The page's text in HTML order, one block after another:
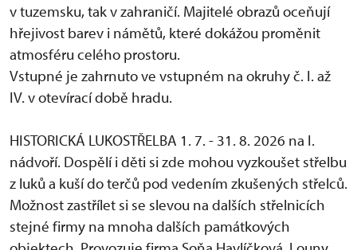
v tuzemsku, tak v zahraničí. Majitelé obrazů oceňují
hřejivost barev i námětů, které dokážou proměnit
atmosféru celého prostoru.
Vstupné je zahrnuto ve vstupném na okruhy č. I. až
IV. v otevírací době hradu.
HISTORICKÁ LUKOSTŘELBA 1. 7. - 31. 8. 2026 na I.
nádvoří. Dospělí i děti si zde mohou vyzkoušet střelbu
z luků a kuší do terčů pod vedením zkušených střelců.
Možnost zastřílet si se slevou na dalších střelnicích
stejné firmy na mnoha dalších památkových